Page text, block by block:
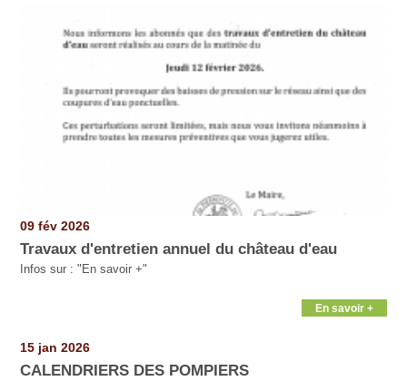
09 fév 2026
Travaux d'entretien annuel du château d'eau
Infos sur : "En savoir +"
En savoir +
15 jan 2026
CALENDRIERS DES POMPIERS